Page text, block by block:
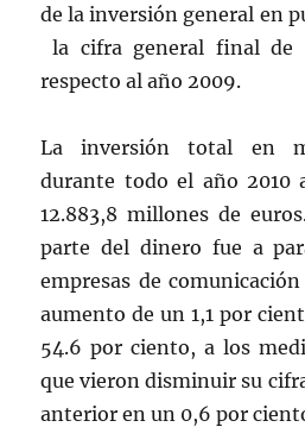
de la inversión general en
la cifra general final de
respecto al año 2009.
La inversión total en
durante todo el año 2010
12.883,8 millones de
parte del dinero fue a
empresas de
aumento de un 1,1 por
54.6 por ciento, a los
que vieron disminuir su
anterior en un 0,6 por